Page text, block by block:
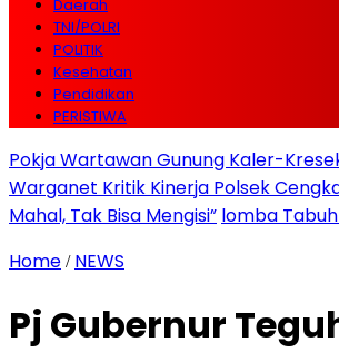
Daerah
TNI/POLRI
POLITIK
Kesehatan
Pendidikan
PERISTIWA
Pokja Wartawan Gunung Kaler-
Warganet Kritik Kinerja Polsek
Mahal, Tak Bisa Mengisi” lomba
Home / NEWS
Pj Gubernur